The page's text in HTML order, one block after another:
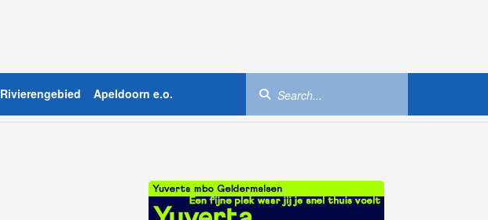
Rivierengebied Apeldoorn e.o.